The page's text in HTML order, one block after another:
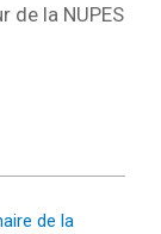
de la NUPES
de la